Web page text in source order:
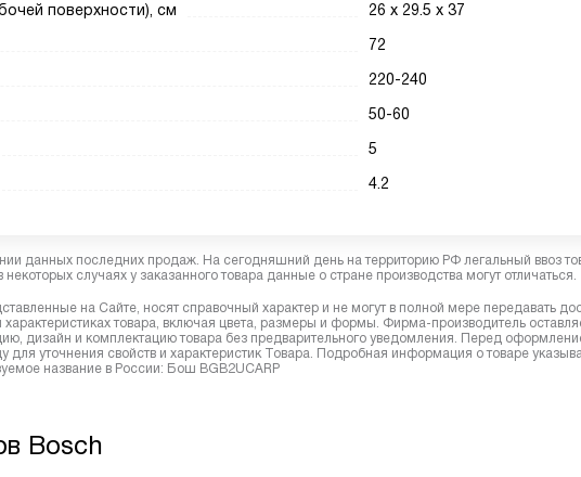
поверхности), см
26 х 29.5 x 37
72
220-240
50-60
5
4.2
данных последних продаж. На сегодняшний день на территорию РФ легальный ввоз
случаях у заказанного товара данные о стране производства могут отличаться.
на Сайте, носят справочный характер и не могут в полной мере передавать
товара, включая цвета, размеры и формы. Фирма-производитель
дизайн и комплектацию товара без предварительного уведомления. Перед
для уточнения свойств и характеристик Товара. Подробная информация о товаре
название в России: Бош BGB2UCARP
Bosch